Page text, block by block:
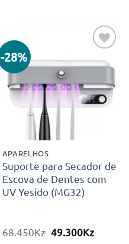
-28%
Adicionar
aos meus
desejos
APARELHOS
Suporte para Secador de
Escova de Dentes com
UV Yesido (MG32)
68.450Kz O
49.300KzO